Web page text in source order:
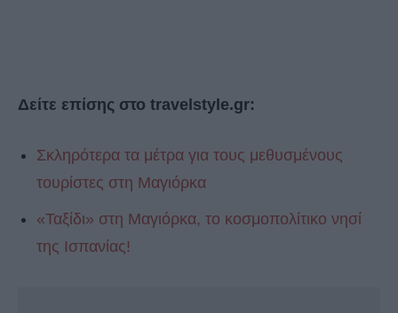
Δείτε επίσης στο travelstyle.gr:
Σκληρότερα τα μέτρα για τους μεθυσμένους
τουρίστες στη Μαγιόρκα
«Ταξίδι» στη Μαγιόρκα, το κοσμοπολίτικο νησί
της Ισπανίας!